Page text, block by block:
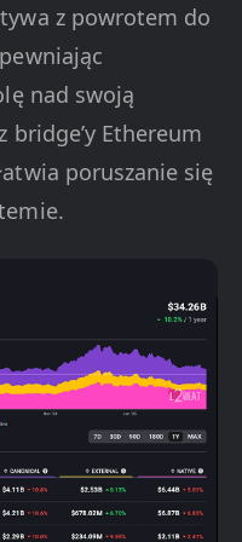
z powrotem do
nad swoją
Ethereum
poruszanie się